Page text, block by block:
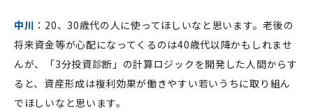
中川 ：20、30歳代の人に使ってほしいなと思います。老後の
将来資金等が心配になってくるのは40歳代以降かもしれませ
んが、「3分投資診断」の計算ロジックを開発した人間からす
ると、資産形成は複利効果が働きやすい若いうちに取り組ん
でほしいなと思います。